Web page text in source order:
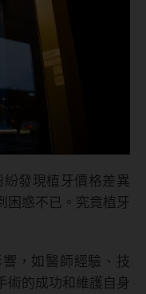
發現植牙價格差異
困惑不已。究竟植牙
，如醫師經驗、技
術的成功和維護自身